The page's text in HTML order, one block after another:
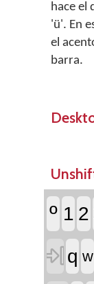
hace el
'ü'. En
el
barra.
º 1 2
 q w